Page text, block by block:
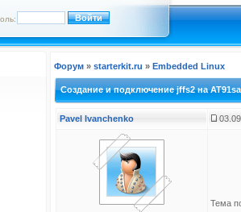
Форум » starterkit.ru » Embedded Linux
Создание и подключение jffs2 на
Pavel Ivanchenko
Тема